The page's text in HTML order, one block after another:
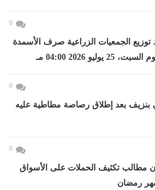
0
توزيع الجمعيات الزراعية صرف الأسمدة
2026 04:00 مـ
0
بنزيف بعد إطلاق رصاصة مطاطية عليه
0
مطالب تكثيف الحملات على الأسواق
رمضان